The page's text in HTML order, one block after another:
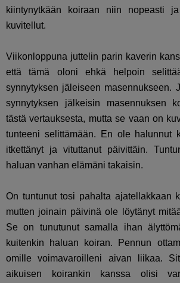
kiintynytkään koiraan niin nopeasti
kuvitellut.
Viikonloppuna juttelin parin kaverin
että tämä oloni ehkä helpoin
synnytyksen jäleiseen masennukseen.
synnytyksen jälkeisin masennuksen
tästä vertauksesta, mutta se vaan on
tunteeni selittämään. En ole halunnut
itkettänyt ja vituttanut päivittäin.
haluan vanhan elämäni takaisin.
On tuntunut tosi pahalta ajatellakkaan
mutten joinain päivinä ole löytänyt
Se on tunutunut samalla ihan
kuitenkin haluan koiran. Pennun
omille voimavaroilleni aivan liikaa.
aikuisen koirankin kanssa olisi